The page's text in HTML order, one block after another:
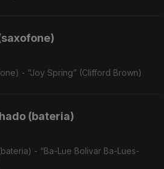
- “Joy Spring” (Clifford Brown)
(bateria)
- “Ba-Lue Bolivar Ba-Lues-